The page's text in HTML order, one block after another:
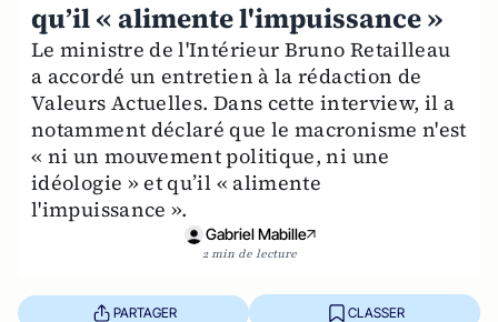
qu’il « alimente l'impuissance »
Le ministre de l'Intérieur Bruno Retailleau
a accordé un entretien à la rédaction de
Valeurs Actuelles. Dans cette interview, il a
notamment déclaré que le macronisme n'est
« ni un mouvement politique, ni une
idéologie » et qu’il « alimente
l'impuissance ».
Gabriel Mabille
2 min de lecture
PARTAGER CLASSER